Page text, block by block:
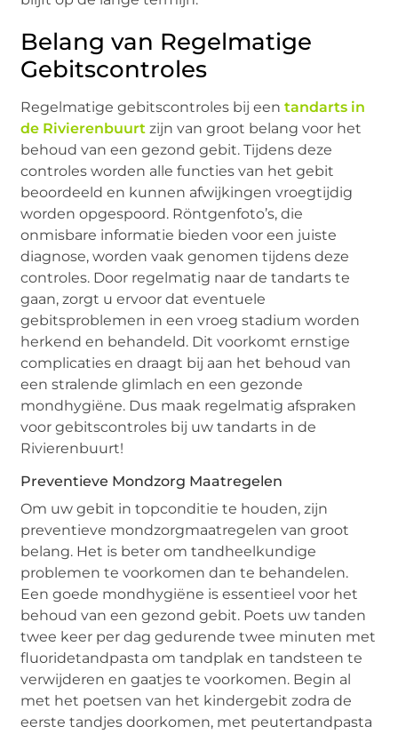
Belang van Regelmatige
Gebitscontroles
Regelmatige gebitscontroles bij eentandarts in
de Rivierenbuurt zijn van groot belang voor het
behoud van een gezond gebit. Tijdens deze
controles worden alle functies van het gebit
beoordeeld en kunnen afwijkingen vroegtijdig
worden opgespoord. Röntgenfoto’s, die
onmisbare informatie bieden voor een juiste
diagnose, worden vaak genomen tijdens deze
controles. Door regelmatig naar de tandarts te
gaan, zorgt u ervoor dat eventuele
gebitsproblemen in een vroeg stadium worden
herkend en behandeld. Dit voorkomt ernstige
complicaties en draagt bij aan het behoud van
een stralende glimlach en een gezonde
mondhygiëne. Dus maak regelmatig afspraken
voor gebitscontroles bij uw tandarts in de
Rivierenbuurt!
Preventieve Mondzorg Maatregelen
Om uw gebit in topconditie te houden, zijn
preventieve mondzorgmaatregelen van groot
belang. Het is beter om tandheelkundige
problemen te voorkomen dan te behandelen.
Een goede mondhygiëne is essentieel voor het
behoud van een gezond gebit. Poets uw tanden
twee keer per dag gedurende twee minuten met
fluoridetandpasta om tandplak en tandsteen te
verwijderen en gaatjes te voorkomen. Begin al
met het poetsen van het kindergebit zodra de
eerste tandjes doorkomen, met peutertandpasta